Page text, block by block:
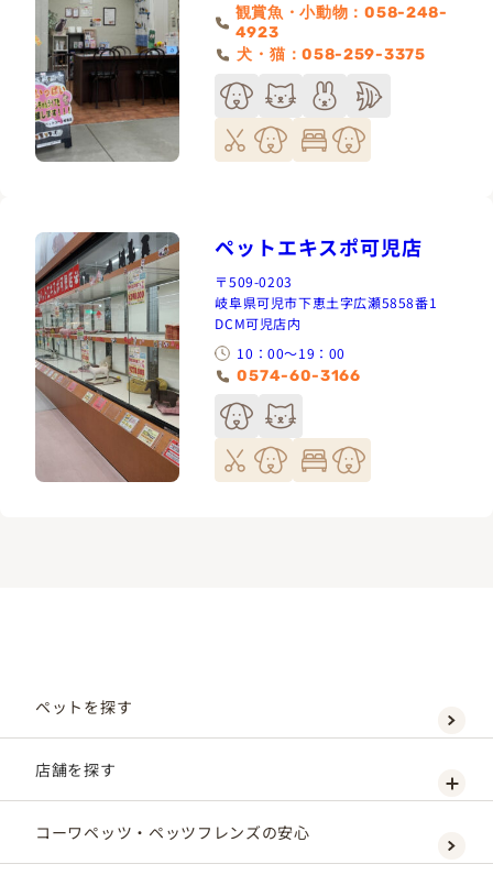
観賞魚・小動物：058-248-
4923
犬・猫：058-259-3375
ペットエキスポ可児店
〒509-0203
岐阜県可児市下恵土字広瀬5858番1
DCM可児店内
10：00～19：00
0574-60-3166
ペットを探す
店舗を探す
コーワペッツ・ペッツフレンズの安心